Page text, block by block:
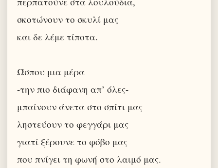
σκοτώνουν το σκυλί μας
και δε λέμε τίποτα.
Ώσπου μια μέρα
-την πιο διάφανη απ’ όλες-
μπαίνουν άνετα στο σπίτι μας
ληστεύουν το φεγγάρι μας
γιατί ξέρουνε το φόβο μας
που πνίγει τη φωνή στο λαιμό μας.